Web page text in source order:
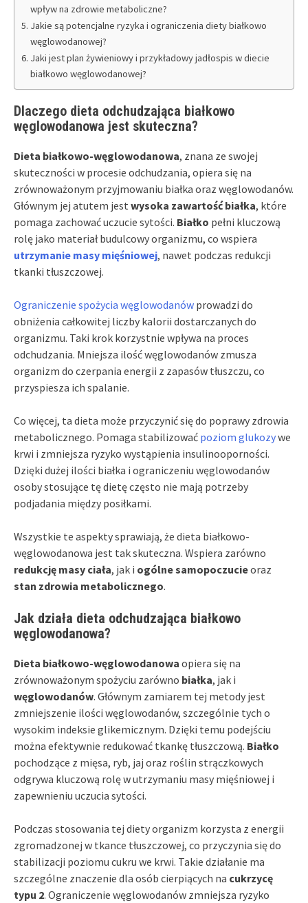
wpływ na zdrowie metaboliczne?
Jakie są potencjalne ryzyka i ograniczenia diety białkowo
węglowodanowej?
Jaki jest plan żywieniowy i przykładowy jadłospis w diecie
białkowo węglowodanowej?
Dlaczego dieta odchudzająca białkowo
węglowodanowa jest skuteczna?
Dieta białkowo-węglowodanowa, znana ze swojej
skuteczności w procesie odchudzania, opiera się na
zrównoważonym przyjmowaniu białka oraz węglowodanów.
Głównym jej atutem jest wysoka zawartość białka, które
pomaga zachować uczucie sytości. Białko pełni kluczową
rolę jako materiał budulcowy organizmu, co wspiera
utrzymanie masy mięśniowej, nawet podczas redukcji
tkanki tłuszczowej.
Ograniczenie spożycia węglowodanów prowadzi do
obniżenia całkowitej liczby kalorii dostarczanych do
organizmu. Taki krok korzystnie wpływa na proces
odchudzania. Mniejsza ilość węglowodanów zmusza
organizm do czerpania energii z zapasów tłuszczu, co
przyspiesza ich spalanie.
Co więcej, ta dieta może przyczynić się do poprawy zdrowia
metabolicznego. Pomaga stabilizować poziom glukozywe
krwi i zmniejsza ryzyko wystąpienia insulinooporności.
Dzięki dużej ilości białka i ograniczeniu węglowodanów
osoby stosujące tę dietę często nie mają potrzeby
podjadania między posiłkami.
Wszystkie te aspekty sprawiają, że dieta białkowo-
węglowodanowa jest tak skuteczna. Wspiera zarówno
redukcję masy ciała, jak i ogólne samopoczucieoraz
stan zdrowia metabolicznego.
Jak działa dieta odchudzająca białkowo
węglowodanowa?
Dieta białkowo-węglowodanowa opiera się na
zrównoważonym spożyciu zarówno białka, jak i
węglowodanów. Głównym zamiarem tej metody jest
zmniejszenie ilości węglowodanów, szczególnie tych o
wysokim indeksie glikemicznym. Dzięki temu podejściu
można efektywnie redukować tkankę tłuszczową. Białko
pochodzące z mięsa, ryb, jaj oraz roślin strączkowych
odgrywa kluczową rolę w utrzymaniu masy mięśniowej i
zapewnieniu uczucia sytości.
Podczas stosowania tej diety organizm korzysta z energii
zgromadzonej w tkance tłuszczowej, co przyczynia się do
stabilizacji poziomu cukru we krwi. Takie działanie ma
szczególne znaczenie dla osób cierpiących na cukrzycę
typu 2. Ograniczenie węglowodanów zmniejsza ryzyko